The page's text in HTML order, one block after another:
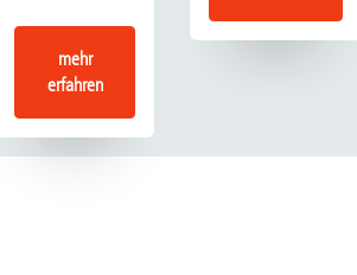
mehr
erfahren